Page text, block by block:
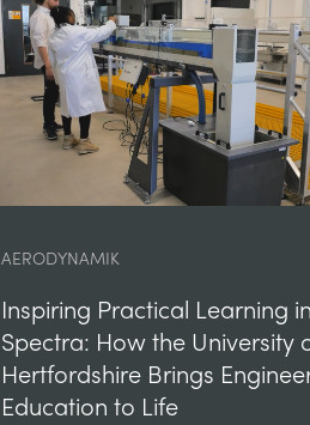
AERODYNAMIK
Inspiring Practical Learning
Spectra: How the University
Hertfordshire Brings
Education to Life